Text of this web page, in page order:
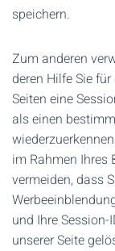
speichern.
Zum anderen
deren Hilfe Sie
Seiten eine
als einen
im Rahmen Ihres
vermeiden, dass
und Ihre
unserer Seite